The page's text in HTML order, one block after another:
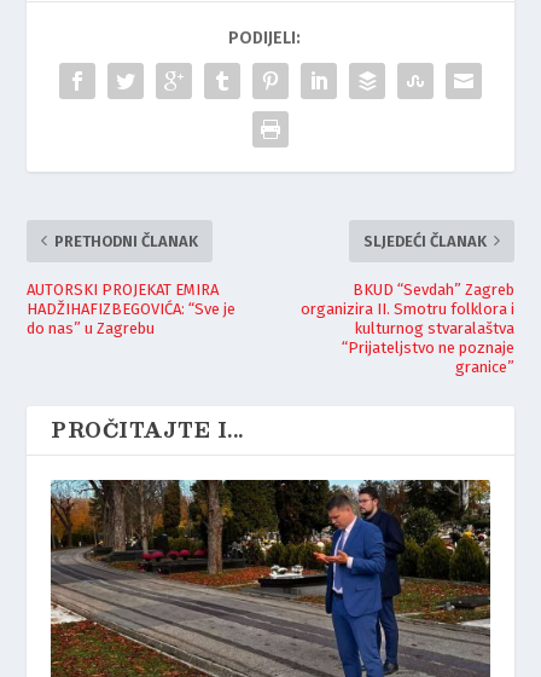
PODIJELI:
PRETHODNI ČLANAK
AUTORSKI PROJEKAT EMIRA
HADŽIHAFIZBEGOVIĆA: “Sve je
do nas” u Zagrebu
SLJEDEĆI ČLANAK
BKUD “Sevdah” Zagreb
organizira II. Smotru folklora i
kulturnog stvaralaštva
“Prijateljstvo ne poznaje
granice”
PROČITAJTE I...